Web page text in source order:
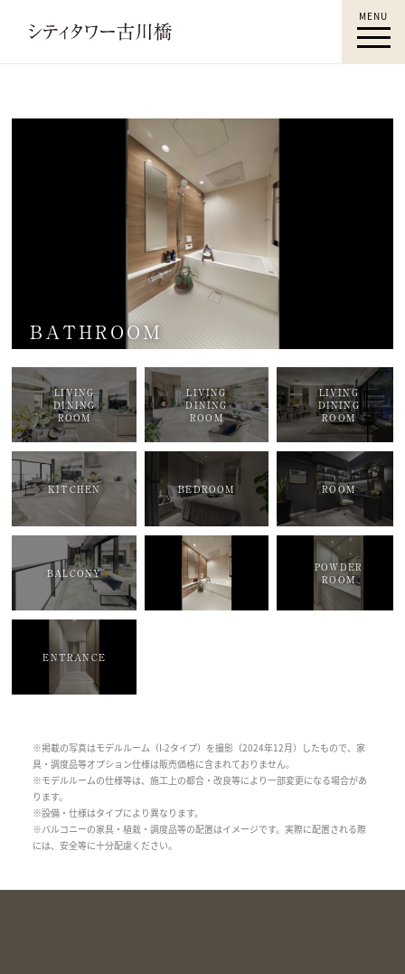
古川橋駅徒歩4分｜シティタワー古川橋｜門真
MENU
BATHROOM
LIVING
DINING
ROOM
LIVING
DINING
ROOM
LIVING
DINING
ROOM
KITCHEN BEDROOM ROOM
BALCONY
POWDER
ROOM
ENTRANCE
※掲載の写真はモデルルーム（I-2タイプ）を撮影（2024年12月）したもので、家
具・調度品等オプション仕様は販売価格に含まれておりません。
※モデルルームの仕様等は、施工上の都合・改良等により一部変更になる場合があ
ります。
※設備・仕様はタイプにより異なります。
※バルコニーの家具・植栽・調度品等の配置はイメージです。実際に配置される際
には、安全等に十分配慮ください。